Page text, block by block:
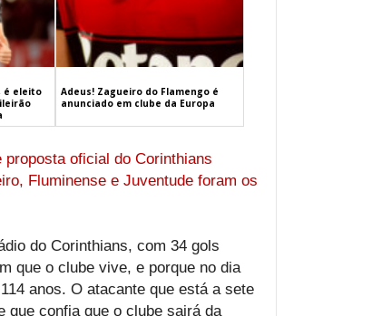
é eleito
Adeus! Zagueiro do Flamengo é
anunciado em clube da Europa
oficial do Corinthians
Fluminense e Juventude foram os
do Corinthians, com 34 gols
que o clube vive, e porque no dia
anos. O atacante que está a sete
que confia que o clube sairá da